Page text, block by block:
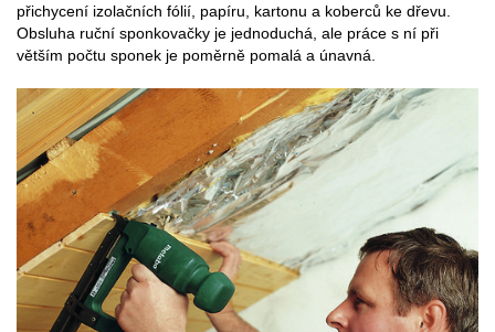
přichycení izolačních fólií, papíru, kartonu a koberců ke dřevu.
Obsluha ruční sponkovačky je jednoduchá, ale práce s ní při
větším počtu sponek je poměrně pomalá a únavná.